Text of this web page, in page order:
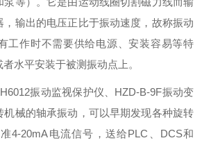
，输出的电压正比于振动速度，故称振动
工作时不需要供给电源、安装容易等特
水平安装于被测振动点上。
振动监视保护仪、HZD-B-9F振动变
机械的轴承振动，可以早期发现各种旋转
4-20mA电流信号，送给PLC、DCS和